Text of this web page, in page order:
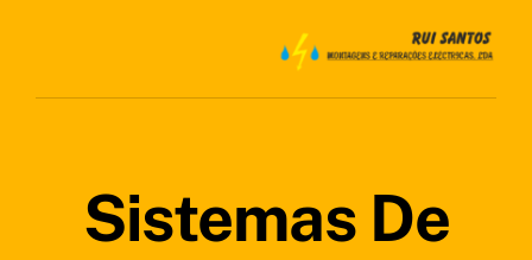
Sistemas De